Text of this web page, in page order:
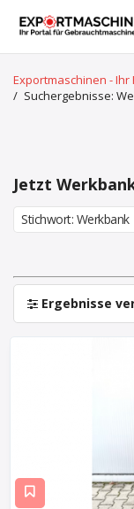
Exportmaschinen -
/ Suchergebnisse:
Jetzt
Stichwort: Werkbank
Ergebnisse